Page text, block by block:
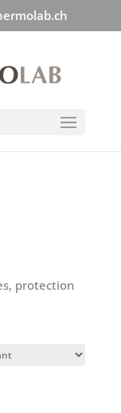
protection